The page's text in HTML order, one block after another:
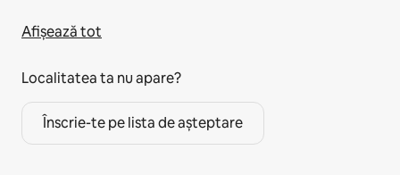
Afișează tot
Localitatea ta nu apare?
Înscrie-te pe lista de așteptare